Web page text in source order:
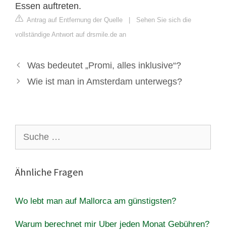
Essen auftreten.
Antrag auf Entfernung der Quelle | Sehen Sie sich die
vollständige Antwort auf drsmile.de an
Was bedeutet „Promi, alles inklusive“?
Wie ist man in Amsterdam unterwegs?
nach:
Ähnliche Fragen
Wo lebt man auf Mallorca am günstigsten?
Warum berechnet mir Uber jeden Monat Gebühren?